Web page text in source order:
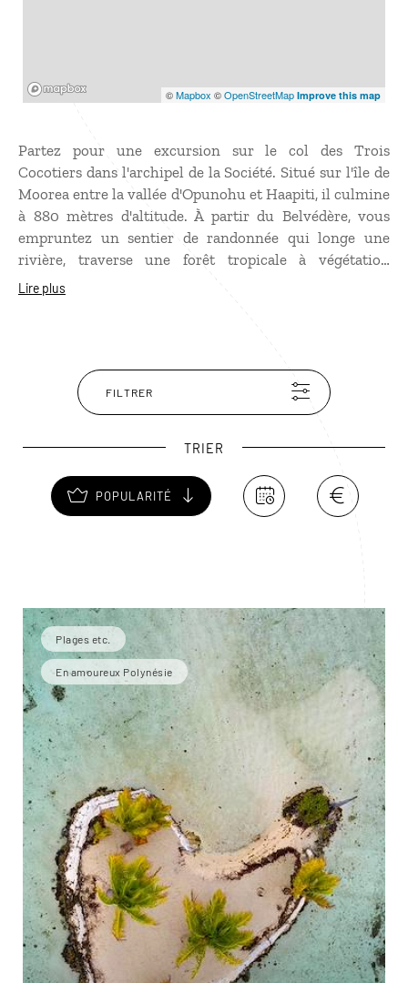
©Mapbox ©OpenStreetMap Improve this map
Partez pour une excursion sur le col des Trois
Cocotiers dans l'archipel de la Société. Situé sur l'île de
Moorea entre la vallée d'Opunohu et Haapiti, il culmine
à 880 mètres d'altitude. À partir du Belvédère, vous
empruntez un sentier de randonnée qui longe une
rivière, traverse une forêt tropicale à végétation
exubérante, avant de grimper jusqu'au sommet du col.
Lire plus
FILTRER
TRIER
POPULARITÉ
Plages etc.
En amoureux Polynésie